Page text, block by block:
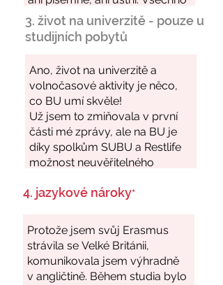
3. život na univerzitě - pouze u
studijních pobytů
4. jazykové nároky*